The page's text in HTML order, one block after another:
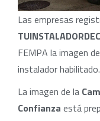
Las empresas
FEMPA la imagen
instalador habilitado.
La imagen de la
Confianza está